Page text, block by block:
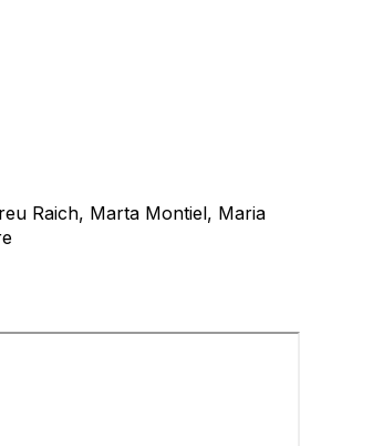
Raich, Marta Montiel, Maria